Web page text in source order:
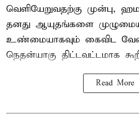
வெளியேறுவதற்கு முன்பு,
தனது ஆயுதங்களை
உண்மையாகவும் கைவிட
நெதன்யாகு திட்டவட்டமாக
Read More